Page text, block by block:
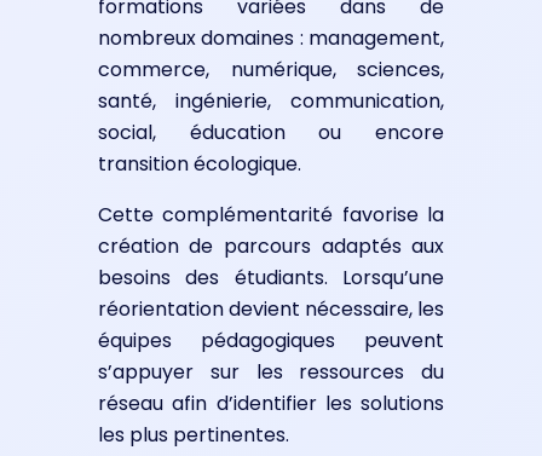
formations variées dans de
nombreux domaines : management,
commerce, numérique, sciences,
santé, ingénierie, communication,
social, éducation ou encore
transition écologique.
Cette complémentarité favorise la
création de parcours adaptés aux
besoins des étudiants. Lorsqu’une
réorientation devient nécessaire, les
équipes pédagogiques peuvent
s’appuyer sur les ressources du
réseau afin d’identifier les solutions
les plus pertinentes.